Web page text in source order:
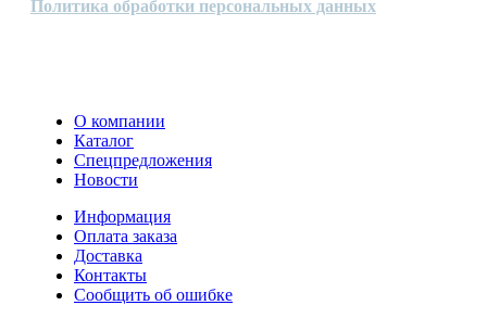
Политика обработки персональных данных
О компании
Каталог
Спецпредложения
Новости
Информация
Оплата заказа
Доставка
Контакты
Сообщить об ошибке